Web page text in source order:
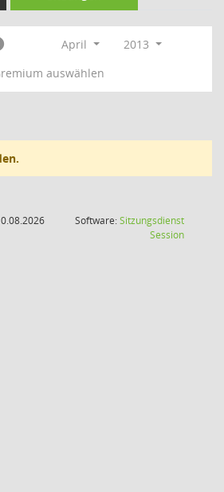
April
2013
auswählen
Software:Sitzungsdienst
Session(Wird in